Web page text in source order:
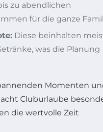
zu abendlichen
für die ganze
Diese beinhalten
was die Planung
Momenten
Cluburlaube
die wertvolle Zeit